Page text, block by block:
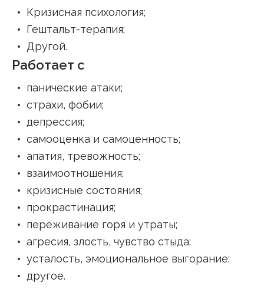
Кризисная психология;
Гештальт-терапия;
Другой.
Работает с
панические атаки;
страхи, фобии;
депрессия;
самооценка и самоценность;
апатия, тревожность;
взаимоотношения;
кризисные состояния;
прокрастинация;
переживание горя и утраты;
агресия, злость, чувство стыда;
усталость, эмоциональное выгорание;
другое.